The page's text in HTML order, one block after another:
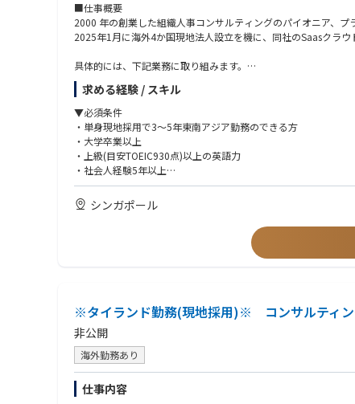
■仕事概要
2000 年の創業した組織人事コンサルティングのパイオニア、プ
2025年1月に海外4か国現地法人設立を機に、同社のSaasクラ
具体的には、下記業務に取り組みます。
・新規開拓営業(商談先は現地MDクラス)
・クライアント企業の組織課題をサーベイで把握する
・強み・弱みに基づいた組織改善施策をご提案する
・改善に向けた側面サポートを実施する
※昇格などの役割変更に伴い、以下の業務内容を担っていただく
・新規拠点立ち上げ
求める経験 / スキル
▼必須条件
・単身現地採用で3～5年東南アジア勤務のできる方
・大学卒業以上
・上級(目安TOEIC930点)以上の英語力
・社会人経験5年以上
・10名以上のメンバーマネジメント経験
・無形商材の法人営業経験
・経営、組織人事、採用・教育領域に関する職務経験
・チームにおける葛藤や人間関係の難しさなど、チームや人間
シンガポール
※タイランド勤務(現地採用)※ コンサルティ
非公開
海外勤務あり
仕事内容